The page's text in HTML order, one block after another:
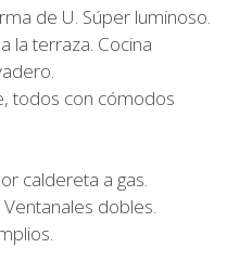
de U. Súper luminoso.
la terraza. Cocina
todos con cómodos
caldereta a gas.
dobles.